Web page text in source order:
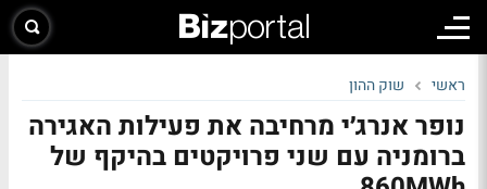
ראשי שוק ההון
נופר אנרג׳י מרחיבה את פעילות האגירה
ברומניה עם שני פרויקטים בהיקף של